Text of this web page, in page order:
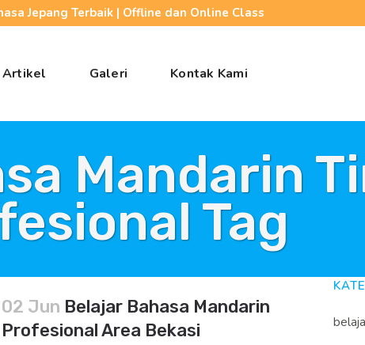
Jepang Terbaik | Offline dan Online Class
Artikel Galeri Kontak Kami
Mandarin
Tag
02 Jun Belajar Bahasa Mandarin
Profesional Area Bekasi